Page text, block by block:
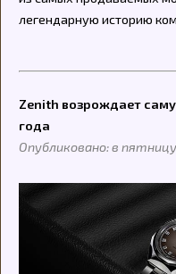
легендарную историю
Zenith возрождает
года
Опубликовано: в